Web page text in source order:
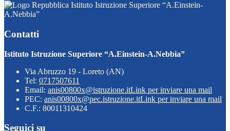
Istituto Istruzione Superiore “A.Einstein-
A.Nebbia”
Contatti
Istituto Istruzione Superiore “A.Einstein-A.Nebbia”
Via Abruzzo 19 - Loreto (AN)
Tel: 0717507611
Email: anis00800x@istruzione.itLink per inviare una mail
PEC: anis00800x@pec.istruzione.itLink per inviare una mail
C.F.: 80011310424
Seguici su